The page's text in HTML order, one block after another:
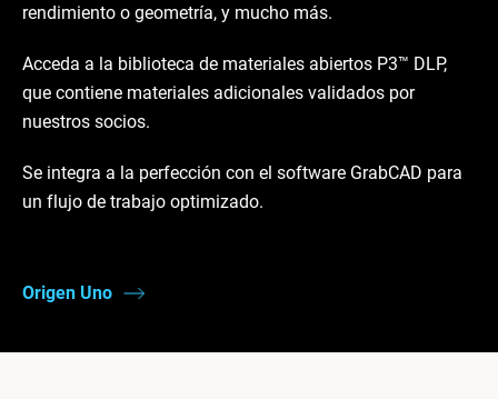
rendimiento o geometría, y mucho más.
Acceda a la biblioteca de materiales abiertos P3™ DLP,
que contiene materiales adicionales validados por
nuestros socios.
Se integra a la perfección con el software GrabCAD para
un flujo de trabajo optimizado.
Origen Uno